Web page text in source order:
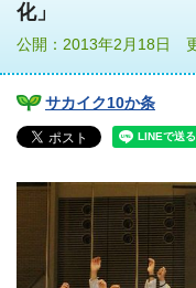
化」
公開：2013年2月18日
サカイク10か条